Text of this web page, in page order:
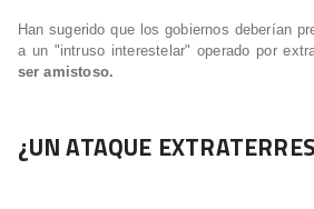
Han sugerido que los gobiernos deberían
a un "intruso interestelar" operado por
ser amistoso.
¿UN ATAQUE